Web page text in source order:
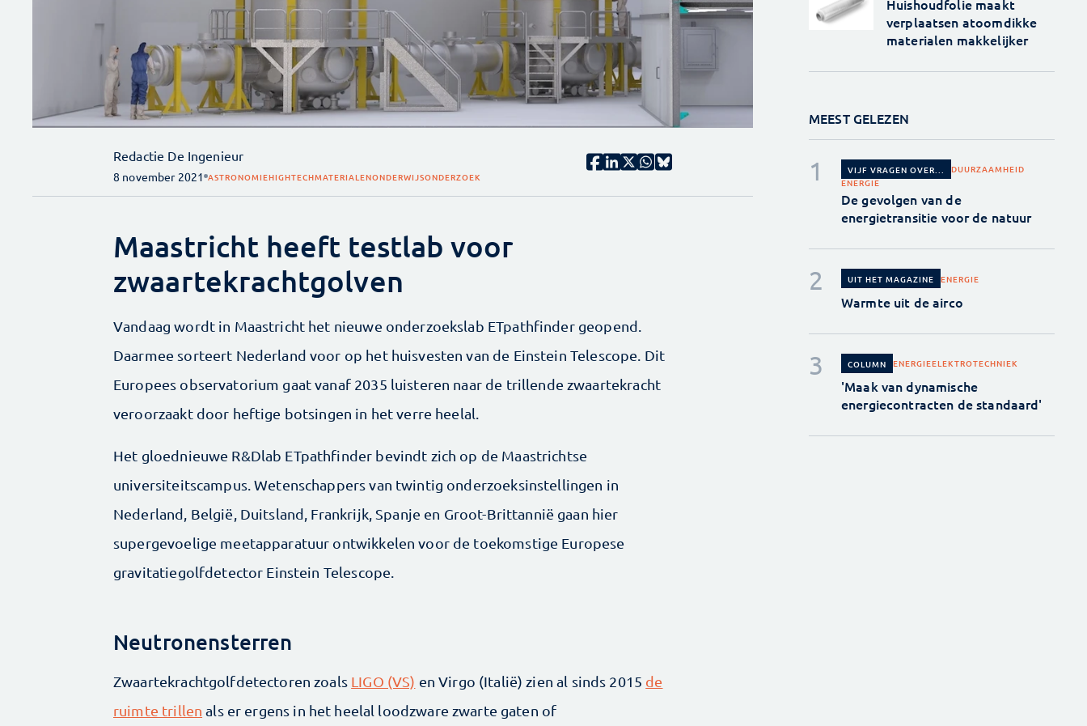
Redactie De Ingenieur
8 november 2021 ASTRONOMIEHIGHTECHMATERIALENONDERWIJSONDERZOEK
Maastricht heeft testlab voor
zwaartekrachtgolven
Vandaag wordt in Maastricht het nieuwe onderzoekslab ETpathfinder geopend.
Daarmee sorteert Nederland voor op het huisvesten van de Einstein Telescope. Dit
Europees observatorium gaat vanaf 2035 luisteren naar de trillende zwaartekracht
veroorzaakt door heftige botsingen in het verre heelal.
Het gloednieuwe R&Dlab ETpathfinder bevindt zich op de Maastrichtse
universiteitscampus. Wetenschappers van twintig onderzoeksinstellingen in
Nederland, België, Duitsland, Frankrijk, Spanje en Groot-Brittannië gaan hier
supergevoelige meetapparatuur ontwikkelen voor de toekomstige Europese
gravitatiegolfdetector Einstein Telescope.
Neutronensterren
Zwaartekrachtgolfdetectoren zoals LIGO (VS) en Virgo (Italië) zien al sinds 2015 de
ruimte trillen als er ergens in het heelal loodzware zwarte gaten of
Huishoudfolie maakt
verplaatsen atoomdikke
materialen makkelijker
MEEST GELEZEN
VIJF VRAGEN OVER...
DUURZAAMHEID
ENERGIE
De gevolgen van de
energietransitie voor de natuur
UIT HET MAGAZINE ENERGIE
Warmte uit de airco
COLUMN ENERGIEELEKTROTECHNIEK
'Maak van dynamische
energiecontracten de standaard'